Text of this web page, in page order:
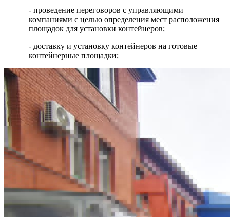
- проведение переговоров с управляющими
компаниями с целью определения мест расположения
площадок для установки контейнеров;
- доставку и установку контейнеров на готовые
контейнерные площадки;